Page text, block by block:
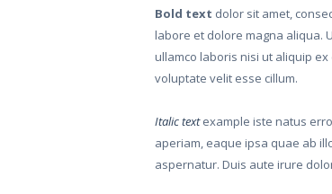
Bold text dolor sit amet,
labore et dolore magna aliqua.
ullamco laboris nisi ut aliquip
voluptate velit esse cillum.
Italic textexample iste natus
aperiam, eaque ipsa quae ab
aspernatur. Duis aute irure